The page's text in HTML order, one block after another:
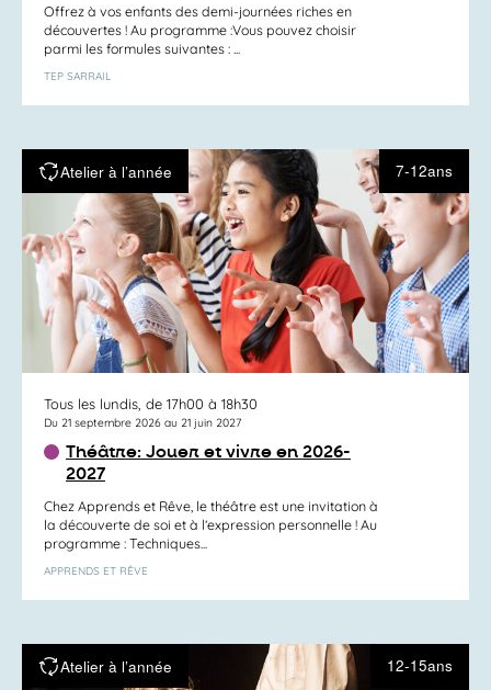
Offrez à vos enfants des demi-journées riches en
découvertes ! Au programme :Vous pouvez choisir
parmi les formules suivantes : ...
TEP SARRAIL
Atelier à l’année 7-12ans
Tous les lundis, de 17h00 à 18h30
Du 21 septembre 2026 au 21 juin 2027
Théâtre: Jouer et vivre en 2026-
2027
Chez Apprends et Rêve, le théâtre est une invitation à
la découverte de soi et à l’expression personnelle ! Au
programme : Techniques...
APPRENDS ET RÊVE
Atelier à l’année 12-15ans